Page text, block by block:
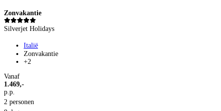
Zonvakantie
Silverjet Holidays
Italië
Zonvakantie
+2
Vanaf
1.469,-
p.p.
2 personen